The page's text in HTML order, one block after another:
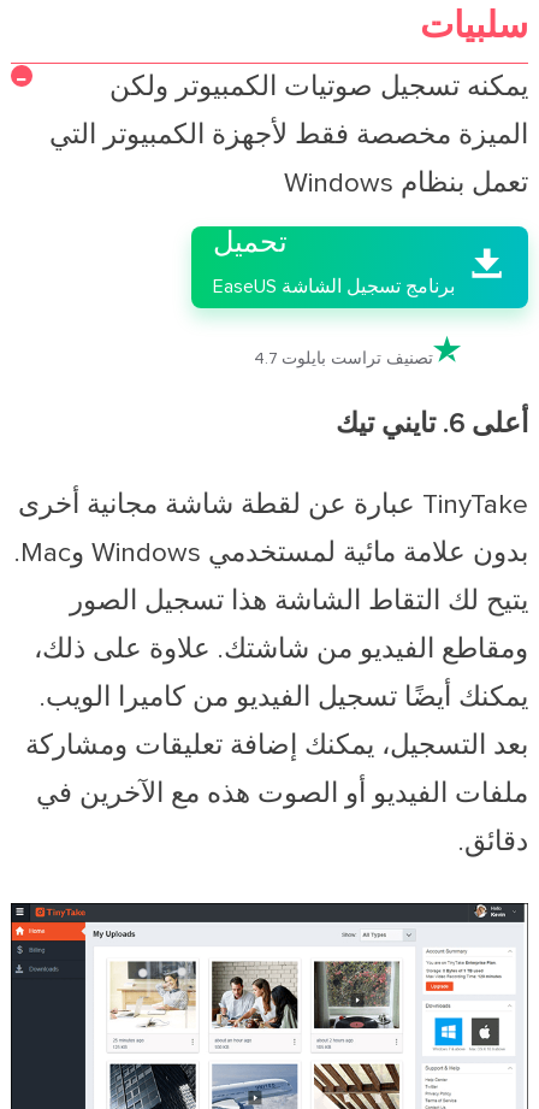
سلبيات
يمكنه تسجيل صوتيات الكمبيوتر ولكن
الميزة مخصصة فقط لأجهزة الكمبيوتر التي
تعمل بنظام Windows


تحميل
برنامج تسجيل الشاشة EaseUS
تصنيف تراست بايلوت 4.7
أعلى 6. تايني تيك
TinyTake عبارة عن لقطة شاشة مجانية أخرى
بدون علامة مائية لمستخدمي Windows وMac.
يتيح لك التقاط الشاشة هذا تسجيل الصور
ومقاطع الفيديو من شاشتك. علاوة على ذلك،
يمكنك أيضًا تسجيل الفيديو من كاميرا الويب.
بعد التسجيل، يمكنك إضافة تعليقات ومشاركة
ملفات الفيديو أو الصوت هذه مع الآخرين في
دقائق.